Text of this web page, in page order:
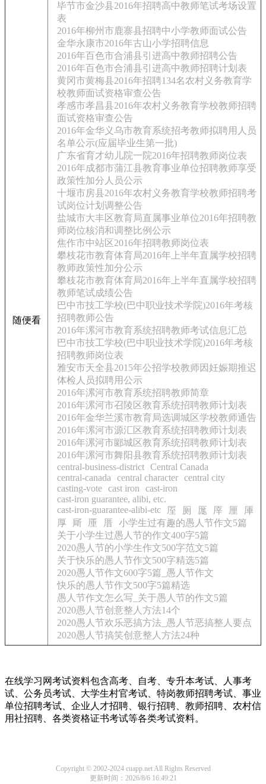
随便看
毕节市金沙县2016年招聘高中教师笔试考场设置
表
2016年柳州市鹿寨县招聘中小学教师面试公告
金华永康市2016年古山小学招聘信息
2016年百色市合浦县引进高中教师招聘公告
2016年百色市合浦县引进高中教师招聘计划表
黄冈市黄梅县2016年招聘134名农村义务教育学
校教师面试资格审查公告
孝感市孝昌县2016年农村义务教育学校教师招聘
面试资格审查公告
2016年金华义乌市教育系统招考教师拟聘用人员
名单公示(应届毕业生第一批)
广东省育才幼儿院一院2016年招聘教师岗位表
2016年成都市蒲江县教育事业单位招聘教师享受
政策性加分人员公示
十堰市房县2016年农村义务教育学校教师招聘考
试岗位计划调整公告
盐城市大丰区教育局直属事业单位2016年招聘教
师岗位核消和调整比例公示
焦作市中站区2016年招聘教师岗位表
攀枝花市教育体育局2016年上半年直属学校招聘
教师政策性加分公示
攀枝花市教育体育局2016年上半年直属学校招聘
教师笔试成绩公告
巴中市技工学校(巴中职业技术学院)2016年考核
招聘教师公告
2016年漯河市教育系统招聘教师考试信息汇总
巴中市技工学校(巴中职业技术学院)2016年考核
招聘教师岗位表
雅安市天全县2015年公招学校教师因妊娠期推迟
体检人员拟聘用公示
2016年漯河市教育系统招聘教师简章
2016年漯河市召陵区教育系统招聘教师计划表
2016年金华兰溪市教育局选调城区学校教师通告
2016年漯河市源汇区教育系统招聘教师计划表
2016年漯河市郾城区教育系统招聘教师计划表
2016年漯河市舞阳县教育系统招聘教师计划表
central-business-district Central Canada
central-canada
central character central city
casting-vote cast iron
cast-iron
cast-iron guarantee, alibi, etc.
cast-iron-guarantee-alibi-etc
厔 厕 厖 厗 厘
厙
厚
厛 厜 厝 小学生过有趣的愚人节作文5篇
关于小学生过愚人节的作文400字5篇
2020愚人节的小学生作文500字范文5篇
关于快乐的愚人节作文500字精选5篇
2020愚人节作文600字5篇_愚人节作文
快乐的愚人节作文500字5篇精选
愚人节作文怎么写_关于愚人节的作文5篇
2020愚人节创意整人方法14个
2020愚人节欢乐恶搞方法_愚人节恶搞整人要点
2020愚人节搞笑创意整人方法24种
在线学习网考试资料包含高考、自考、专升本考试、人事考
试、公务员考试、大学生村官考试、特岗教师招聘考试、事业
单位招聘考试、企业人才招聘、银行招聘、教师招聘、农村信
用社招聘、各类资格证书考试等各类考试资料。
Copyright © 2002-2024 cuapp.net All Rights Reserved
更新时间：2026/8/6 16:49:21